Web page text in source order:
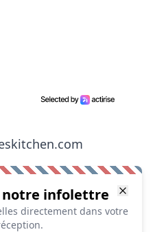
notre infolettre
directement dans votre